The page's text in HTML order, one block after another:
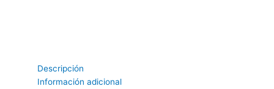
Descripción
Información adicional